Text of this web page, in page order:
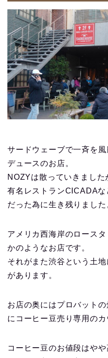
サードウェーブで一斉を
デュースのお店。
NOZYは散っていきまし
有名レストランCICADA
だった為に生き残りました
アメリカ西海岸のロース
かのようなお店です。
それがまた渋谷という土
があります。
お店の奥にはプロバット
にコーヒー豆売り専用のカ
コーヒー豆のお値段はやや